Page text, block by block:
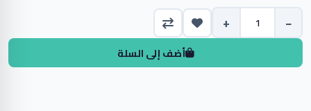
−
+
أضف إلى السلة